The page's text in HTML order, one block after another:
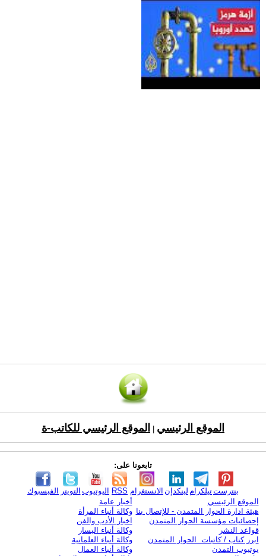
الموقع الرئيسي الموقع الرئيسي للكاتب-ة
تابعونا على:
الفيسبوك التويتر اليوتيوب RSS الانستغرام لينكدإن تيلكرامبنترست
الموقع الرئيسي
هيئة ادارة الحوار المتمدن - للإتصال بنا
إحصائيات مؤسسة الحوار المتمدن
قواعد النشر
ابرز كتاب / كاتبات الحوار المتمدن
يوتيوب التمدن
أخبار عامة
وكالة أنباء المرأة
اخبار الأدب والفن
وكالة أنباء اليسار
وكالة أنباء العلمانية
وكالة أنباء العمال